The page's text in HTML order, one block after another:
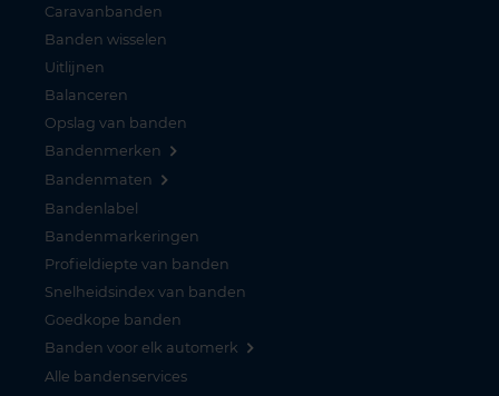
Caravanbanden
Banden wisselen
Uitlijnen
Balanceren
Opslag van banden
Bandenmerken
Bandenmaten
Bandenlabel
Bandenmarkeringen
Profieldiepte van banden
Snelheidsindex van banden
Goedkope banden
Banden voor elk automerk
Alle bandenservices